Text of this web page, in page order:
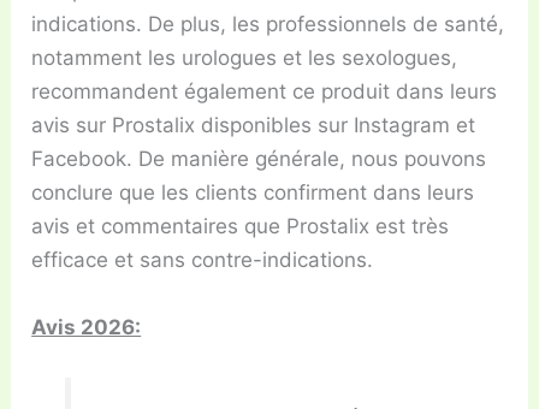
indications. De plus, les professionnels de santé,
notamment les urologues et les sexologues,
recommandent également ce produit dans leurs
avis sur Prostalix disponibles sur Instagram et
Facebook. De manière générale, nous pouvons
conclure que les clients confirment dans leurs
avis et commentaires que Prostalix est très
efficace et sans contre-indications.
Avis 2026: